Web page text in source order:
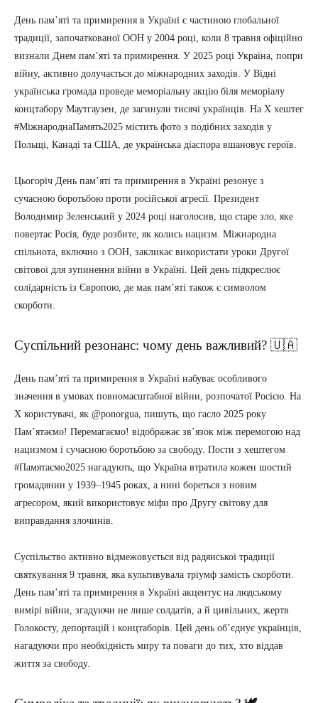
День пам’яті та примирення в Україні є частиною глобальної
традиції, започаткованої ООН у 2004 році, коли 8 травня офіційно
визнали Днем пам’яті та примирення. У 2025 році Україна, попри
війну, активно долучається до міжнародних заходів. У Відні
українська громада проведе меморіальну акцію біля меморіалу
концтабору Маутгаузен, де загинули тисячі українців. На X хештег
#МіжнароднаПамять2025 містить фото з подібних заходів у
Польщі, Канаді та США, де українська діаспора вшановує героїв.
Цьогоріч День пам’яті та примирення в Україні резонує з
сучасною боротьбою проти російської агресії. Президент
Володимир Зеленський у 2024 році наголосив, що старе зло, яке
повертає Росія, буде розбите, як колись нацизм. Міжнародна
спільнота, включно з ООН, закликає використати уроки Другої
світової для зупинення війни в Україні. Цей день підкреслює
солідарність із Європою, де мак пам’яті також є символом
скорботи.
Суспільний резонанс: чому день важливий? 🇺🇦
День пам’яті та примирення в Україні набуває особливого
значення в умовах повномасштабної війни, розпочатої Росією. На
X користувачі, як @ponorgua, пишуть, що гасло 2025 року
Пам’ятаємо! Перемагаємо! відображає зв’язок між перемогою над
нацизмом і сучасною боротьбою за свободу. Пости з хештегом
#Памятаємо2025 нагадують, що Україна втратила кожен шостий
громадянин у 1939–1945 роках, а нині бореться з новим
агресором, який використовує міфи про Другу світову для
виправдання злочинів.
Суспільство активно відмежовується від радянської традиції
святкування 9 травня, яка культивувала тріумф замість скорботи.
День пам’яті та примирення в Україні акцентує на людському
вимірі війни, згадуючи не лише солдатів, а й цивільних, жертв
Голокосту, депортацій і концтаборів. Цей день об’єднує українців,
нагадуючи про необхідність миру та поваги до тих, хто віддав
життя за свободу.